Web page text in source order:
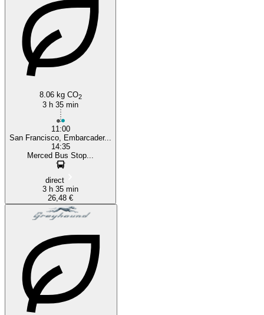
8.06 kg CO2
3 h 35 min
11:00
San Francisco, Embarcader...
14:35
Merced Bus Stop...
direct
3 h 35 min
26,48 €